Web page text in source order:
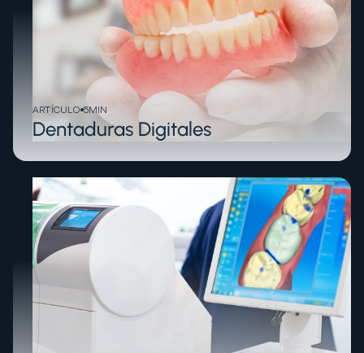
ARTÍCULO 5MIN
Dentaduras Digitales